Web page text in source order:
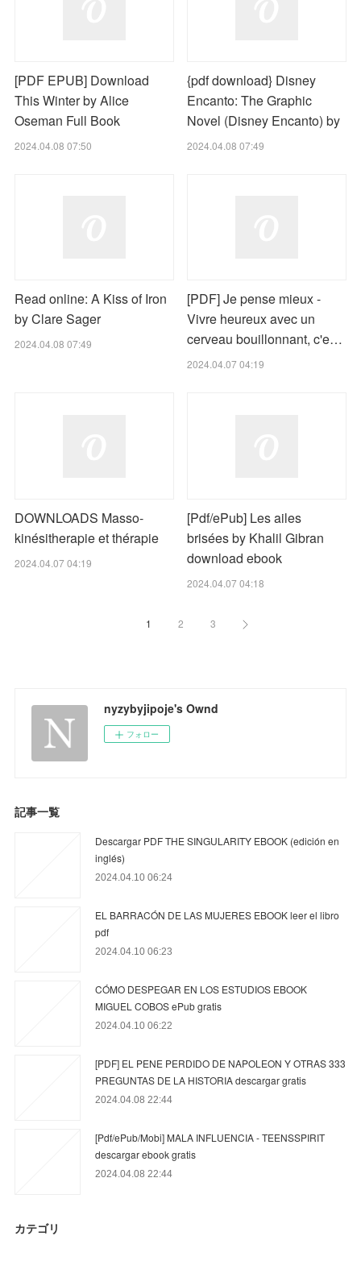
[PDF EPUB] Download
This Winter by Alice
Oseman Full Book
2024.04.08 07:50
{pdf download} Disney
Encanto: The Graphic
Novel (Disney Encanto) by
2024.04.08 07:49
Read online: A Kiss of Iron
by Clare Sager
2024.04.08 07:49
[PDF] Je pense mieux -
Vivre heureux avec un
cerveau bouillonnant, c'e…
2024.04.07 04:19
DOWNLOADS Masso-
kinésitherapie et thérapie
2024.04.07 04:19
[Pdf/ePub] Les ailes
brisées by Khalil Gibran
download ebook
2024.04.07 04:18
1 2 3
nyzybyjipoje's Ownd
フォロー
記事一覧
Descargar PDF THE SINGULARITY EBOOK (edición en
inglés)
2024.04.10 06:24
EL BARRACÓN DE LAS MUJERES EBOOK leer el libro
pdf
2024.04.10 06:23
CÓMO DESPEGAR EN LOS ESTUDIOS EBOOK
MIGUEL COBOS ePub gratis
2024.04.10 06:22
[PDF] EL PENE PERDIDO DE NAPOLEON Y OTRAS 333
PREGUNTAS DE LA HISTORIA descargar gratis
2024.04.08 22:44
[Pdf/ePub/Mobi] MALA INFLUENCIA - TEENSSPIRIT
descargar ebook gratis
2024.04.08 22:44
カテゴリ